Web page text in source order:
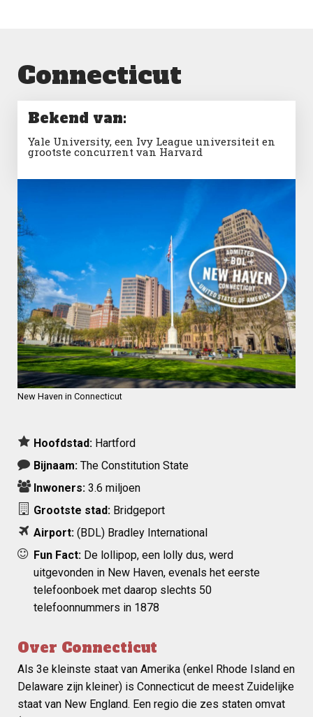
Connecticut
Bekend van:
Yale University, een Ivy League universiteit en
grootste concurrent van Harvard
New Haven in Connecticut
Hoofdstad: Hartford
Bijnaam: The Constitution State
Inwoners: 3.6 miljoen
Grootste stad: Bridgeport
Airport: (BDL) Bradley International
Fun Fact: De lollipop, een lolly dus, werd
uitgevonden in New Haven, evenals het eerste
telefoonboek met daarop slechts 50
telefoonnummers in 1878
Over Connecticut
Als 3e kleinste staat van Amerika (enkel Rhode Island en
Delaware zijn kleiner) is Connecticut de meest Zuidelijke
staat van New England. Een regio die zes staten omvat